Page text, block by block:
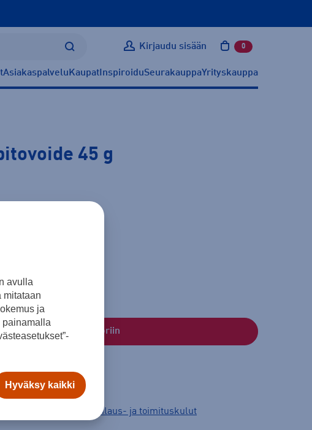
Kirjaudu sisään 0 tuotetta
Asiakaspalvelu Kaupat InspiroiduSeurakauppaYrityskauppa
45 g
Lisää ostoskoriin
Tilaus- ja toimituskulut
avulla
mitataan
ja
painamalla
Hyväksy kaikki